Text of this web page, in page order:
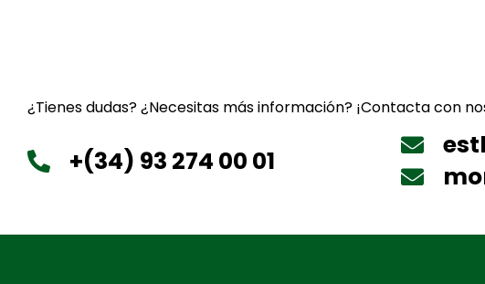
¿Tienes dudas? ¿Necesitas más información? ¡Contacta con
+(34) 93 274 00 01